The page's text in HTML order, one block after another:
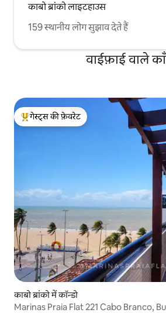
काबो ब्रांको लाइटहाउस
159 स्थानीय लोग सुझाव देते हैं
वाईफ़ाई वाले
गेस्ट्स का टॉप फ़ेवरेट
गेस्ट्स की फ़ेवरेट
काबो ब्रांको में कॉन्डो
Marinas Praia Flat 221 Cabo Branco,